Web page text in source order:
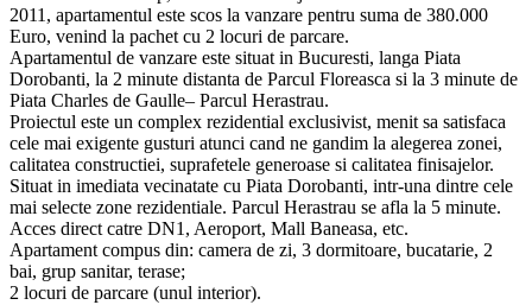
2011, apartamentul este scos la vanzare pentru suma de 380.000
Euro, venind la pachet cu 2 locuri de parcare.
Apartamentul de vanzare este situat in Bucuresti, langa Piata
Dorobanti, la 2 minute distanta de Parcul Floreasca si la 3 minute de
Piata Charles de Gaulle– Parcul Herastrau.
Proiectul este un complex rezidential exclusivist, menit sa satisfaca
cele mai exigente gusturi atunci cand ne gandim la alegerea zonei,
calitatea constructiei, suprafetele generoase si calitatea finisajelor.
Situat in imediata vecinatate cu Piata Dorobanti, intr-una dintre cele
mai selecte zone rezidentiale. Parcul Herastrau se afla la 5 minute.
Acces direct catre DN1, Aeroport, Mall Baneasa, etc.
Apartament compus din: camera de zi, 3 dormitoare, bucatarie, 2
bai, grup sanitar, terase;
2 locuri de parcare (unul interior).